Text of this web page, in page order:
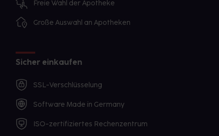
Freie Wahl der Apotheke
Große Auswahl an Apotheken
Sicher einkaufen
SSL-Verschlüsselung
Software Made in Germany
ISO-zertifiziertes Rechenzentrum